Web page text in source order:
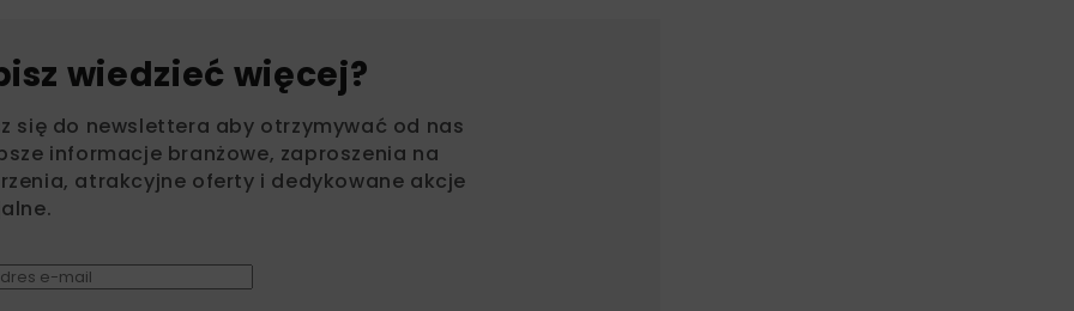
wiedzieć więcej?
się do newslettera aby otrzymywać od nas
informacje branżowe, zaproszenia na
atrakcyjne oferty i dedykowane akcje